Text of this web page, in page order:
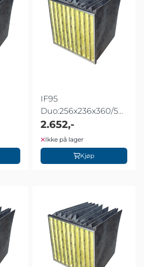
IF95
Duo:256x236x360/5
skr
2.652,-
Ikke på lager
Kjøp